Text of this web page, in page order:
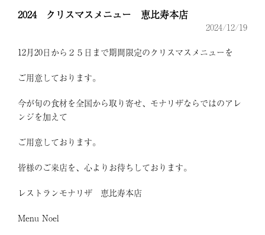
2024 クリスマスメニュー 恵比寿本店
2024/12/19
12月20日から２５日まで期間限定のクリスマスメニューを
ご用意しております。
今が旬の食材を全国から取り寄せ、モナリザならではのアレ
ンジを加えて
ご用意しております。
皆様のご来店を、心よりお待ちしております。
レストランモナリザ 恵比寿本店
Menu Noel